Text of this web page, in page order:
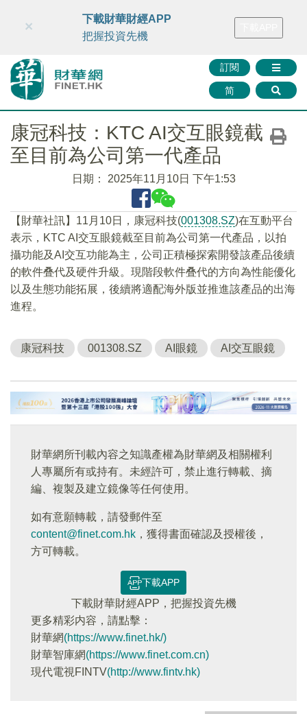
財華智庫網 FINTV FINMETA 財華證券 媒體矩陣
訂閱
简
×
下載財華財經APP
把握投資先機
康冠科技：KTC AI交互眼鏡截
至目前為公司第一代產品
日期： 2025年11月10日 下午1:53
【財華社訊】11月10日，康冠科技(001308.SZ)在互動平台
表示，KTC AI交互眼鏡截至目前為公司第一代產品，以拍
攝功能及AI交互功能為主，公司正積極探索開發該產品後續
的軟件叠代及硬件升級。現階段軟件叠代的方向為性能優化
以及生態功能拓展，後續將適配海外版並推進該產品的出海
進程。
康冠科技 001308.SZ AI眼鏡 AI交互眼鏡
財華網所刊載內容之知識產權為財華網及相關權利
人專屬所有或持有。未經許可，禁止進行轉載、摘
編、複製及建立鏡像等任何使用。
如有意願轉載，請發郵件至
content@finet.com.hk ，獲得書面確認及授權後，
方可轉載。
下載APP
下載財華財經APP，把握投資先機
更多精彩内容，請點擊：
財華網(https://www.finet.hk/)
財華智庫網(https://www.finet.com.cn)
現代電視FINTV(http://www.fintv.hk)